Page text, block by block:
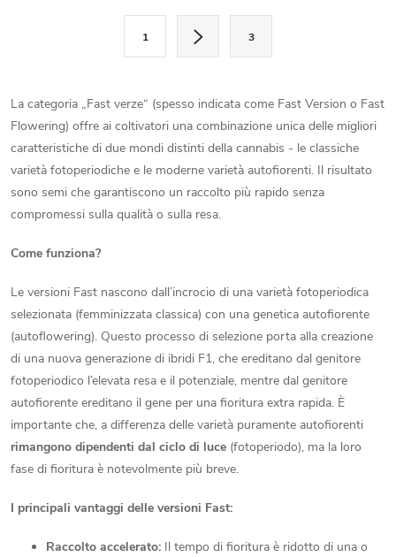
r
o
l
l
e
l
l
'
e
l
e
i
n
a
z
i
o
n
1 3
La categoria „Fast verze“ (spesso indicata come Fast Version o Fast
Flowering) offre ai coltivatori una combinazione unica delle migliori
caratteristiche di due mondi distinti della cannabis - le classiche
varietà fotoperiodiche e le moderne varietà autofiorenti. Il risultato
sono semi che garantiscono un raccolto più rapido senza
compromessi sulla qualità o sulla resa.
Come funziona?
Le versioni Fast nascono dall’incrocio di una varietà fotoperiodica
selezionata (femminizzata classica) con una genetica autofiorente
(autoflowering). Questo processo di selezione porta alla creazione
di una nuova generazione di ibridi F1, che ereditano dal genitore
fotoperiodico l’elevata resa e il potenziale, mentre dal genitore
autofiorente ereditano il gene per una fioritura extra rapida. È
importante che, a differenza delle varietà puramente autofiorenti
rimangono dipendenti dal ciclo di luce (fotoperiodo), ma la loro
fase di fioritura è notevolmente più breve.
I principali vantaggi delle versioni Fast:
Raccolto accelerato: Il tempo di fioritura è ridotto di una o